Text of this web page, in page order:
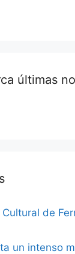
últimas
de
un intenso